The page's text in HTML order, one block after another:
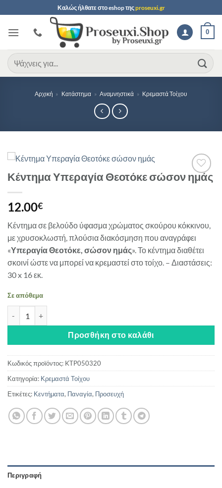
στο
περιεχόμενο
Καλώς ήλθατε στοeshopτηςproseuxi.gr
0
Αναζήτηση
για:
Αρχική » Κατάστημα » Αναμνηστικά » Κρεμαστά Τοίχου
Προσθήκη
Κέντημα Υπεραγία Θεοτόκε σώσον ημάς
12.00€
Κέντημα σε βελούδο ύφασμα χρώματος σκούρου κόκκινου,
με χρυσοκλωστή, πλούσια διακόσμηση που αναγράφει
«Υπεραγία Θεοτόκε, σώσον ημάς». Το κέντημα διαθέτει
σκοινί ώστε να μπορεί να κρεμαστεί στο τοίχο. – Διαστάσεις:
30 x 16 εκ.
Σε απόθεμα
Προσθήκη στο καλάθι
Κωδικός προϊόντος: KTP050320
Κατηγορία: Κρεμαστά Τοίχου
Ετικέτες: Κεντήματα, Παναγία, Προσευχή
Περιγραφή